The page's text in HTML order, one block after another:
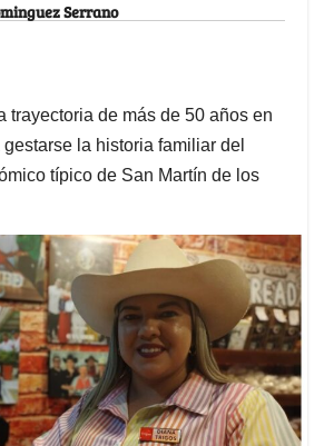
Serrano
trayectoria de más de 50 años en
la historia familiar del
típico de San Martín de los